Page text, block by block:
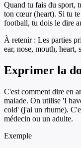
Quand tu fais du sport,
ton cœur (heart). Si tu
football, tu dois le dire
À retenir : Les parties
ear, nose, mouth, heart,
Exprimer la
C'est comment dire en
malade. On utilise 'I
cold' (j'ai un rhume).
médecin ou un adulte.
Exemple